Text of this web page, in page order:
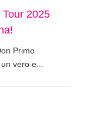
2025
Primo
vero e...